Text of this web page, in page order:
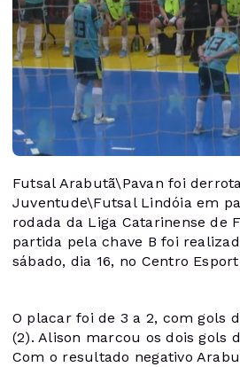
Futsal Arabutã\Pavan foi
Juventude\Futsal Lindóia em
rodada da Liga Catarinense de
partida pela chave B foi
sábado, dia 16, no Centro
O placar foi de 3 a 2, com gols
(2). Alison marcou os dois gols
Com o resultado negativo